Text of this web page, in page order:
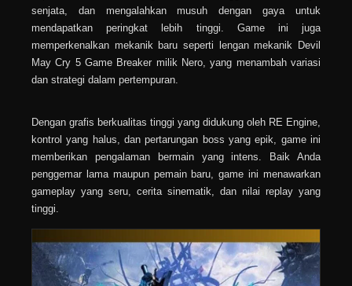
senjata, dan mengalahkan musuh dengan gaya untuk
mendapatkan peringkat lebih tinggi. Game ini juga
memperkenalkan mekanik baru seperti lengan mekanik Devil
May Cry 5 Game Breaker milik Nero, yang menambah variasi
dan strategi dalam pertempuran.
Dengan grafis berkualitas tinggi yang didukung oleh RE Engine,
kontrol yang halus, dan pertarungan boss yang epik, game ini
memberikan pengalaman bermain yang intens. Baik Anda
penggemar lama maupun pemain baru, game ini menawarkan
gameplay yang seru, cerita sinematik, dan nilai replay yang
tinggi.